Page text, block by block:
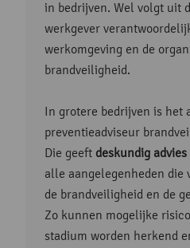
in bedrijven. Wel volgt uit
werkgever
werkomgeving en de
brandveiligheid.
In grotere bedrijven is het
preventieadviseur
Die geeft deskundig advies
alle aangelegenheden die
de brandveiligheid en de
Zo kunnen mogelijke
stadium worden herkend